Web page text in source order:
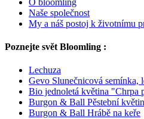
Naše společnost
My a náš postoj k životnímu
Poznejte svět Bloomling :
Lechuza
Gevo Slunečnicová semínka,
Bio jednoletá květina "Chrpa
Burgon & Ball Pěstební
Burgon & Ball Hrábě na keře